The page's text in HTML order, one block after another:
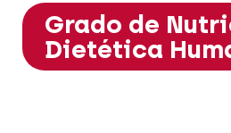
Grado de
Dietética